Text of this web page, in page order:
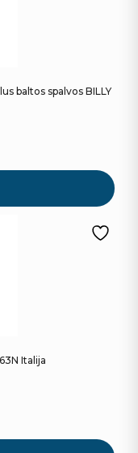
baltos spalvos BILLY
Italija